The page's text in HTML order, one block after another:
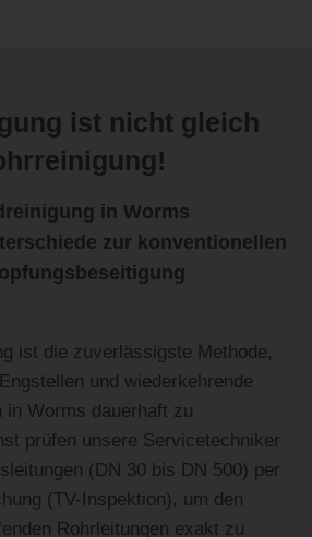
ist nicht gleich
in Worms
zur konventionellen
ist die zuverlässigste Methode,
und wiederkehrende
in Worms dauerhaft zu
prüfen unsere Servicetechniker
(DN 30 bis DN 500) per
(TV-Inspektion), um den
Rohrleitungen exakt zu